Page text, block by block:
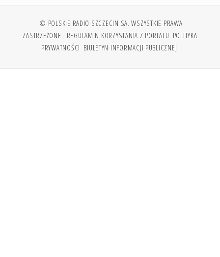
© POLSKIE RADIO SZCZECIN SA. WSZYSTKIE PRAWA
ZASTRZEŻONE. REGULAMIN KORZYSTANIA Z PORTALU POLITYKA
PRYWATNOŚCI BIULETYN INFORMACJI PUBLICZNEJ